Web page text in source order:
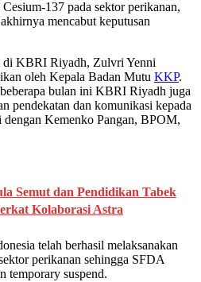
137 pada sektor perikanan,
mencabut keputusan
di KBRI Riyadh, Zulvri Yenni
oleh Kepala Badan Mutu KKP.
bulan ini KBRI Riyadh juga
pendekatan dan komunikasi kepada
Kemenko Pangan, BPOM,
Semut dan Pendidikan Tabek
Kolaborasi Astra
telah berhasil melaksanakan
perikanan sehingga SFDA
temporary suspend.